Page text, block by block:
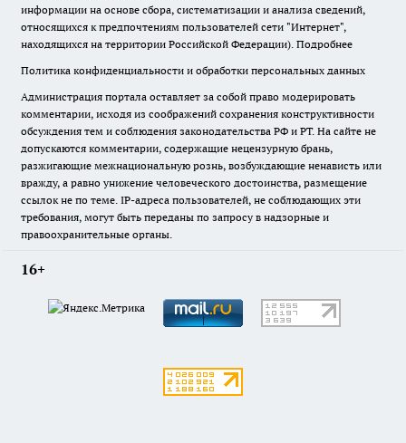
информации на основе сбора, систематизации и анализа сведений,
относящихся к предпочтениям пользователей сети "Интернет",
находящихся на территории Российской Федерации). Подробнее
Политика конфиденциальности и обработки персональных данных
Администрация портала оставляет за собой право модерировать
комментарии, исходя из соображений сохранения конструктивности
обсуждения тем и соблюдения законодательства РФ и РТ. На сайте не
допускаются комментарии, содержащие нецензурную брань,
разжигающие межнациональную рознь, возбуждающие ненависть или
вражду, а равно унижение человеческого достоинства, размещение
ссылок не по теме. IP-адреса пользователей, не соблюдающих эти
требования, могут быть переданы по запросу в надзорные и
правоохранительные органы.
16+